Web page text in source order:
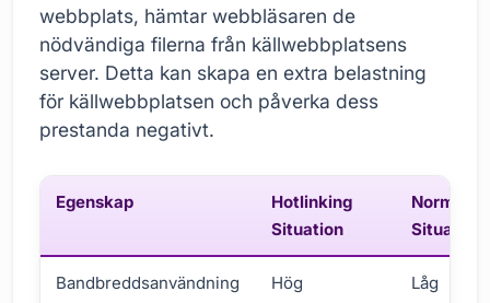
webbplats, hämtar webbläsaren de
nödvändiga filerna från källwebbplatsens
server. Detta kan skapa en extra belastning
för källwebbplatsen och påverka dess
prestanda negativt.
Egenskap
Hotlinking
Situation
Normal
Situation
Bandbreddsanvändning Hög Låg